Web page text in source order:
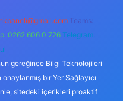
Teams:
0262 606 0 726 Telegram:
gereğince Bilgi Teknolojileri
bir Yer Sağlayıcı
sitedeki içerikleri proaktif